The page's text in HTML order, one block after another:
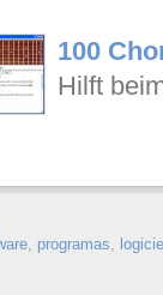
100
Hilft
, programas,